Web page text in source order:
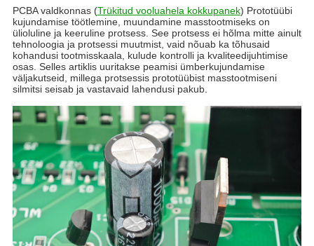
PCBA valdkonnas (Trükitud vooluahela kokkupanek) Prototüübi
kujundamise töötlemine, muundamine masstootmiseks on
ülioluline ja keeruline protsess. See protsess ei hõlma mitte ainult
tehnoloogia ja protsessi muutmist, vaid nõuab ka tõhusaid
kohandusi tootmisskaala, kulude kontrolli ja kvaliteedijuhtimise
osas. Selles artiklis uuritakse peamisi ümberkujundamise
väljakutseid, millega protsessis prototüübist masstootmiseni
silmitsi seisab ja vastavaid lahendusi pakub.